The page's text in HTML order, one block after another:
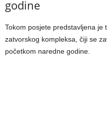
godine
Tokom posjete predstavljena je
zatvorskog kompleksa, čiji se
početkom naredne godine.